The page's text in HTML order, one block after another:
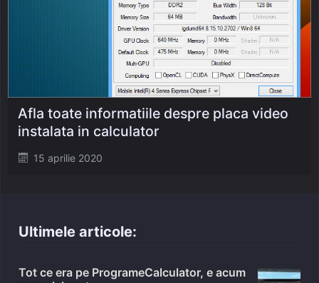
Posted
15 aprilie 2020
Afla toate informatiile despre placa video
instalata in calculator
Ultimele articole:
Tot ce era pe ProgrameCalculator, e acum